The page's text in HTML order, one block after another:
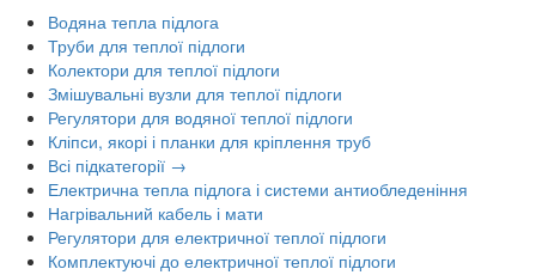
Водяна тепла підлога
Труби для теплої підлоги
Колектори для теплої підлоги
Змішувальні вузли для теплої підлоги
Регулятори для водяної теплої підлоги
Кліпси, якорі і планки для кріплення труб
Всі підкатегорії →
Електрична тепла підлога і системи антиобледеніння
Нагрівальний кабель і мати
Регулятори для електричної теплої підлоги
Комплектуючі до електричної теплої підлоги